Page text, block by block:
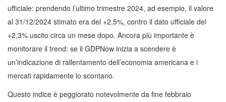
ufficiale: prendendo l’ultimo trimestre 2024, ad esempio, il valore
al 31/12/2024 stimato era del +2,5%, contro il dato ufficiale del
+2,3% uscito circa un mese dopo. Ancora più importante è
monitorare il trend: se il GDPNow inizia a scendere è
un’indicazione di rallentamento dell’economia americana e i
mercati rapidamente lo scontano.
Questo indice è peggiorato notevolmente da fine febbraio